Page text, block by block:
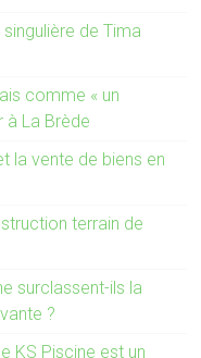
singulière de Tima
comme « un
à La Brède
la vente de biens en
terrain de
surclassent-ils la
?
KS Piscine est un